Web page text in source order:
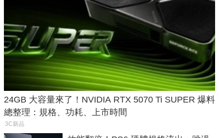
24GB 大容量來了！NVIDIA RTX 5070 Ti SUPER 爆料
總整理：規格、功耗、上市時間
3C新品